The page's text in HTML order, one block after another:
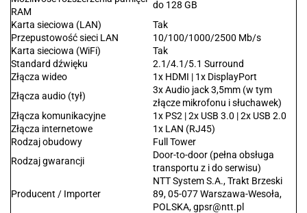
RAM
do 128 GB
Karta sieciowa (LAN)
Tak
Przepustowość sieci LAN
10/100/1000/2500 Mb/s
Karta sieciowa (WiFi)
Tak
Standard dźwięku
2.1/4.1/5.1 Surround
Złącza wideo
1x HDMI | 1x DisplayPort
Złącza audio (tył)
3x Audio jack 3,5mm (w tym
złącze mikrofonu i słuchawek)
Złącza komunikacyjne
1x PS2 | 2x USB 3.0 | 2x USB 2.0
Złącza internetowe
1x LAN (RJ45)
Rodzaj obudowy
Full Tower
Rodzaj gwarancji
Door-to-door (pełna obsługa
transportu z i do serwisu)
Producent / Importer
NTT System S.A., Trakt Brzeski
89, 05-077 Warszawa-Wesoła,
POLSKA, gpsr@ntt.pl